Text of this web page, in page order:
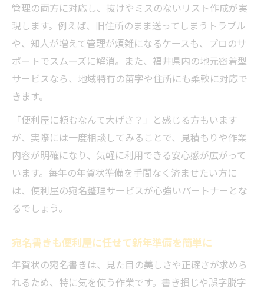
管理の両方に対応し、抜けやミスのないリスト作成が実
現します。例えば、旧住所のまま送ってしまうトラブル
や、知人が増えて管理が煩雑になるケースも、プロのサ
ポートでスムーズに解消。また、福井県内の地元密着型
サービスなら、地域特有の苗字や住所にも柔軟に対応で
きます。
「便利屋に頼むなんて大げさ？」と感じる方もいます
が、実際には一度相談してみることで、見積もりや作業
内容が明確になり、気軽に利用できる安心感が広がって
います。毎年の年賀状準備を手間なく済ませたい方に
は、便利屋の宛名整理サービスが心強いパートナーとな
るでしょう。
宛名書きも便利屋に任せて新年準備を簡単に
年賀状の宛名書きは、見た目の美しさや正確さが求めら
れるため、特に気を使う作業です。書き損じや誤字脱字